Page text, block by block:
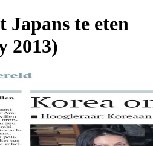
Japans te eten
2013)